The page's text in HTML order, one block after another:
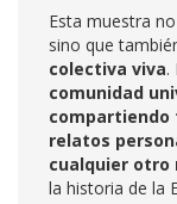
Esta muestra
sino que
colectiva viva.
comunidad
relatos
cualquier otro
la historia de la